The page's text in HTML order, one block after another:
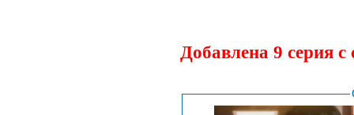
Добавлена 9 серия с